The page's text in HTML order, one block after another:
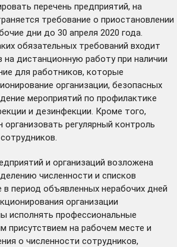
перечень предприятий, на
требование о приостановлении
дни до 30 апреля 2020 года.
обязательных требований входит
на дистанционную работу при наличии
для работников, которые
организации, безопасных
мероприятий по профилактике
и дезинфекции. Кроме того,
регулярный контроль
и организаций возложена
численности и списков
период объявленных нерабочих дней
организации
исполнять профессиональные
присутствием на рабочем месте и
о численности сотрудников,